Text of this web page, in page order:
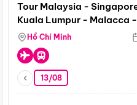
Tour Malaysia -
Kuala Lumpur - Malacca
Singapore
Hồ Chí Minh
13/08